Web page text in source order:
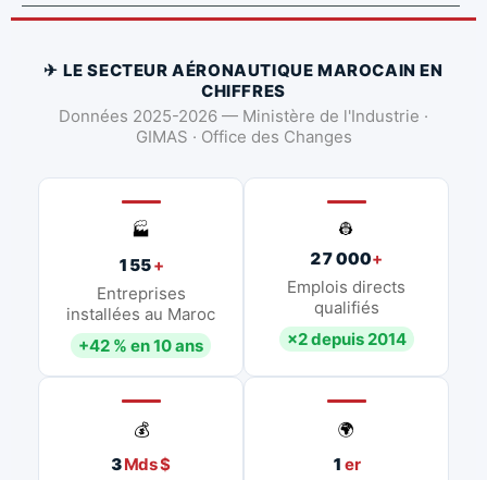
✈ LE SECTEUR AÉRONAUTIQUE MAROCAIN EN
CHIFFRES
Données 2025-2026 — Ministère de l'Industrie ·
GIMAS · Office des Changes
🏭
155+
Entreprises
installées au Maroc
+42 % en 10 ans
👷
27 000+
Emplois directs
qualifiés
×2 depuis 2014
💰
3Mds $
🌍
1 er